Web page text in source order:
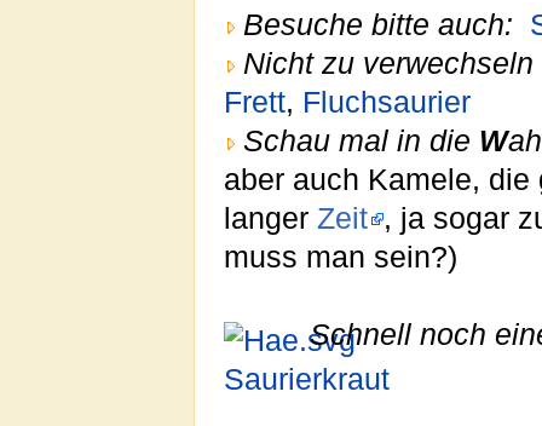
Besuche bitte auch:
Nicht zu verwechseln
Frett, Fluchsaurier
Schau mal in die W
aber auch Kamele,
langer Zeit , ja sogar
muss man sein?)
Schnell noch
Saurierkraut